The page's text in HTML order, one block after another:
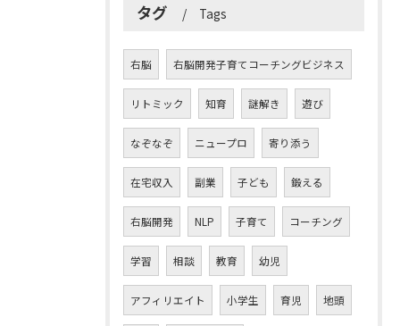
タグ Tags
右脳 右脳開発子育てコーチングビジネス
リトミック 知育 謎解き 遊び
なぞなぞ ニュープロ 寄り添う
在宅収入 副業 子ども 鍛える
右脳開発 NLP 子育て コーチング
学習 相談 教育 幼児
アフィリエイト 小学生 育児 地頭